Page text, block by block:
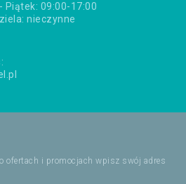
Piątek: 09:00-17:00
nieczynne
ofertach i promocjach wpisz swój adres